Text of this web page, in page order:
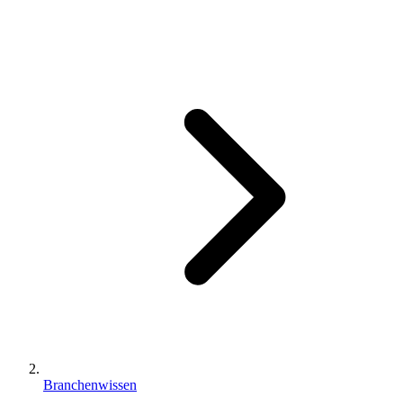
Branchenwissen